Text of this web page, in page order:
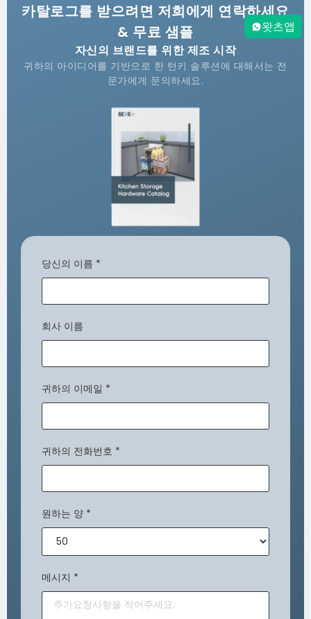
카탈로그를 받으려면 저희에게 연락하세요
& 무료 샘플
자신의 브랜드를 위한 제조 시작
귀하의 아이디어를 기반으로 한 턴키 솔루션에 대해서는 전
문가에게 문의하세요.
당신의 이름 *
회사 이름
귀하의 이메일 *
귀하의 전화번호 *
원하는 양 *
메시지 *
왓츠앱